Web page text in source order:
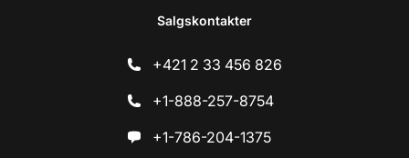
Salgskontakter
+421 2 33 456 826
+1-888-257-8754
+1-786-204-1375